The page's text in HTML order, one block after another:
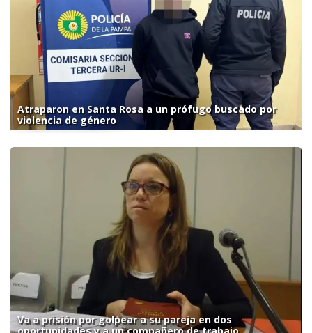
Atraparon en Santa Rosa a un prófugo buscado por
violencia de género
Va a prisión por golpear a su pareja en dos